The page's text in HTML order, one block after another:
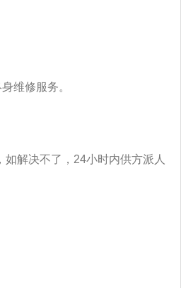
维修服务。
解决不了，24小时内供方派人